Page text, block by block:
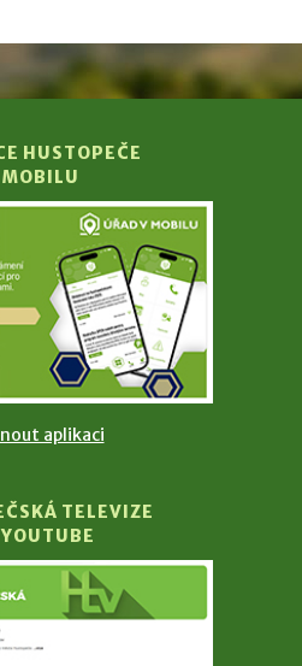
HUSTOPEČE
MOBILU
aplikaci
TELEVIZE